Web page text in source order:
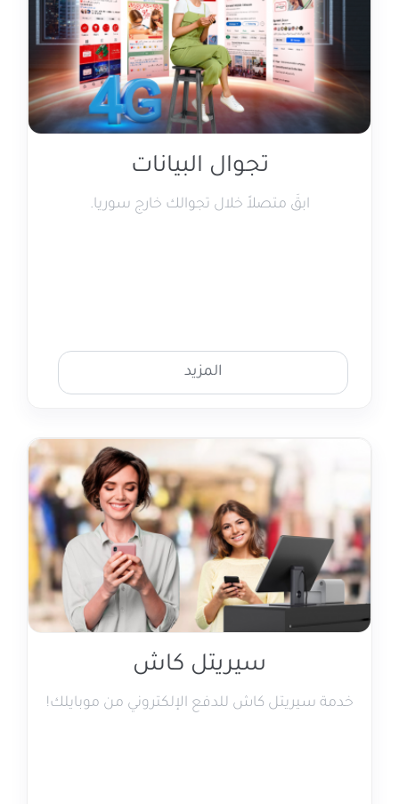
تجوال البيانات
ابقَ متصلاً خلال تجوالك خارج سوريا.
المزيد
سيريتل كاش
خدمة سيريتل كاش للدفع الإلكتروني من موبايلك!